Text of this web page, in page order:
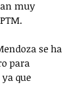
muy
se ha
para
que